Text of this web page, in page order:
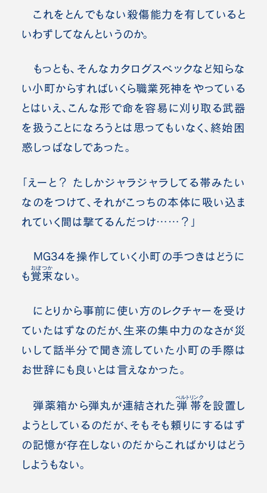
これをとんでもない殺傷能力を有していると
いわずしてなんというのか。
もっとも、そんなカタログスペックなど知らな
い小町からすればいくら職業死神をやっている
とはいえ、こんな形で命を容易に刈り取る武器
を扱うことになろうとは思ってもいなく、終始困
惑しっぱなしであった。
「えーと？ たしかジャラジャラしてる帯みたい
なのをつけて、それがこっちの本体に吸い込ま
れていく間は撃てるんだっけ……？」
MG34を操作していく小町の手つきはどうに
も覚束
おぼつか
ない。
にとりから事前に使い方のレクチャーを受け
ていたはずなのだが、生来の集中力のなさが災
いして話半分で聞き流していた小町の手際は
お世辞にも良いとは言えなかった。
弾薬箱から弾丸が連結された 弾帯
ベルトリンク
を設置し
ようとしているのだが、そもそも頼りにするはず
の記憶が存在しないのだからこればかりはどう
しようもない。